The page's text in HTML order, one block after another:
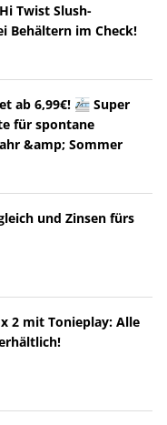
Twist Slush-
Behältern im Check!
ab 6,99€! 🚈 Super
für spontane
&amp; Sommer
und Zinsen fürs
2 mit Tonieplay: Alle